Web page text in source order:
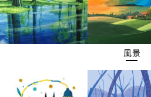
風景